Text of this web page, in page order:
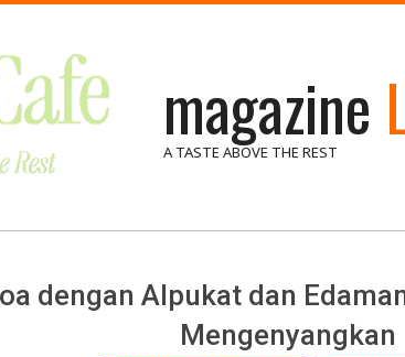
magazine
A TASTE ABOVE THE REST
dengan Alpukat dan
Mengenyangkan